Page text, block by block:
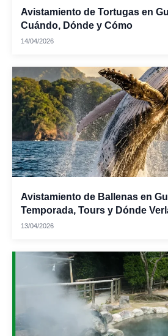
Avistamiento de Tortugas en
Cuándo, Dónde y Cómo
14/04/2026
Avistamiento de Ballenas en
Temporada, Tours y Dónde
13/04/2026